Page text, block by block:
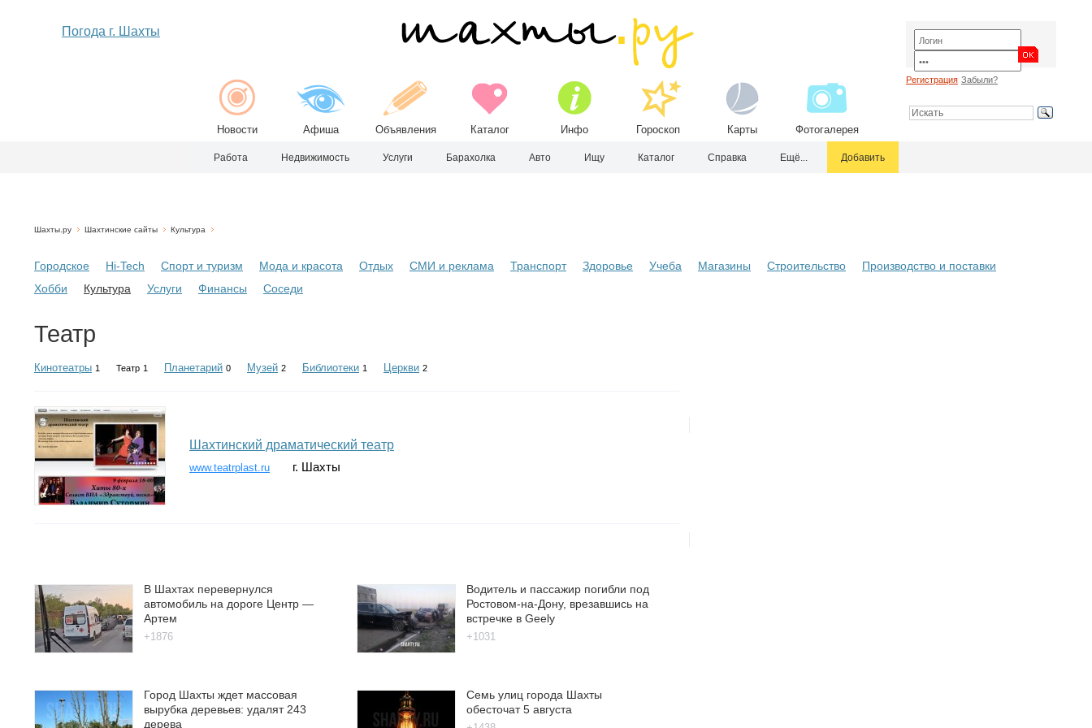
Погода г. Шахты
Новости Афиша Объявления Каталог Инфо Гороскоп Карты Фотогалерея
Регистрация Забыли?
Работа Недвижимость Услуги Барахолка Авто Ищу Каталог Справка Ещё... Добавить
Шахты.ру Шахтинские сайты Культура
Городское Hi-Tech Спорт и туризм Мода и красота Отдых СМИ и реклама Транспорт Здоровье Учеба Магазины Строительство
Производство и поставки
Хобби
Культура Услуги Финансы Соседи
Театр
Кинотеатры 1 Театр 1 Планетарий 0 Музей 2 Библиотеки 1 Церкви 2
Шахтинский драматический театр
www.teatrplast.ru г. Шахты
В Шахтах перевернулся
автомобиль на дороге Центр —
Артем
+1876
Водитель и пассажир погибли под
Ростовом-на-Дону, врезавшись на
встречке в Geely
+1031
Город Шахты ждет массовая
вырубка деревьев: удалят 243
дерева
Семь улиц города Шахты
обесточат 5 августа